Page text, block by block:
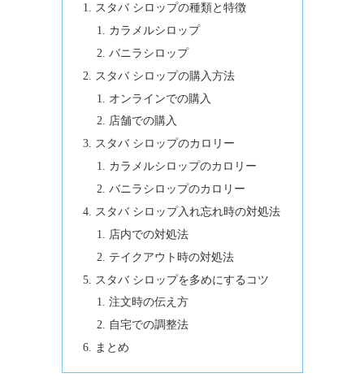
スタバ シロップの種類と特徴
カラメルシロップ
バニラシロップ
スタバ シロップの購入方法
オンラインでの購入
店舗での購入
スタバ シロップのカロリー
カラメルシロップのカロリー
バニラシロップのカロリー
スタバ シロップ入れ忘れ時の対処法
店内での対処法
テイクアウト時の対処法
スタバ シロップを多めにするコツ
注文時の伝え方
自宅での調整法
まとめ